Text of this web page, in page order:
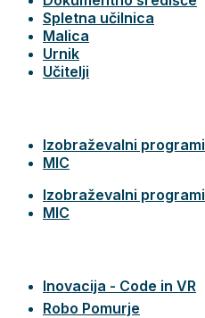
Spletna učilnica
Malica
Urnik
Učitelji
Izobraževalni programi
MIC
Izobraževalni programi
MIC
Inovacija - Code in VR
Robo Pomurje